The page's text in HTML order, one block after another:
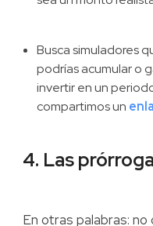
Busca simuladores
podrías acumular o
invertir en un
compartimos un
4. Las
En otras palabras: no